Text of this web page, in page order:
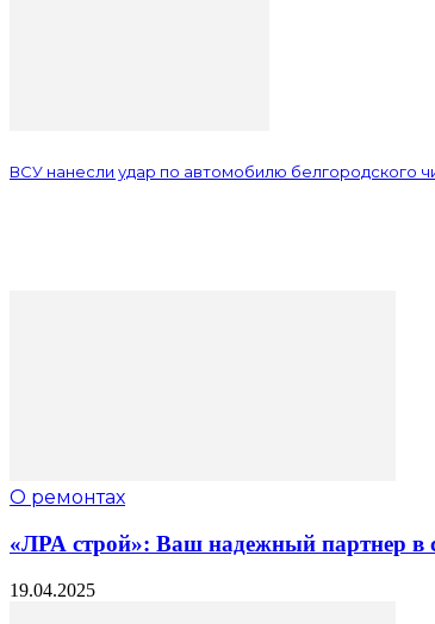
ВСУ нанесли удар по автомобилю белгородского
О ремонтах
«ЛРА строй»: Ваш надежный партнер в
19.04.2025